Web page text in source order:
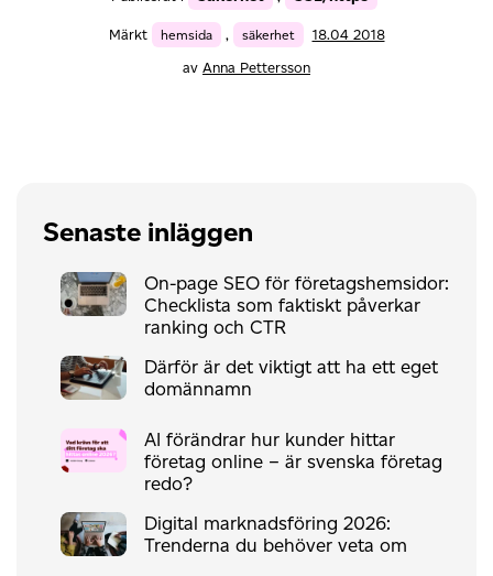
Märkt hemsida , säkerhet
18.04 2018
av Anna Pettersson
Senaste inläggen
On-page SEO för företagshemsidor:
Checklista som faktiskt påverkar
ranking och CTR
Därför är det viktigt att ha ett eget
domännamn
AI förändrar hur kunder hittar
företag online – är svenska företag
redo?
Digital marknadsföring 2026:
Trenderna du behöver veta om